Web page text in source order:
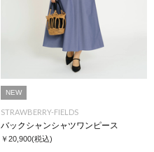
NEW
STRAWBERRY-FIELDS
バックシャンシャツワンピース
￥20,900(税込)